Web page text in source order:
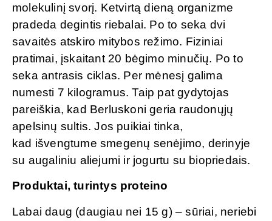
molekulinį svorį. Ketvirtą dieną organizme
pradeda degintis riebalai. Po to seka dvi
savaitės atskiro mitybos režimo. Fiziniai
pratimai, įskaitant 20 bėgimo minučių. Po to
seka antrasis ciklas. Per mėnesį galima
numesti 7 kilogramus. Taip pat gydytojas
pareiškia, kad Berluskoni geria raudonųjų
apelsinų sultis. Jos puikiai tinka,
kad išvengtume smegenų senėjimo, derinyje
su augaliniu aliejumi ir jogurtu su biopriedais.
Produktai, turintys proteino
Labai daug (daugiau nei 15 g) – sūriai, neriebi